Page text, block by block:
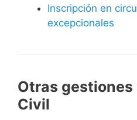
Inscripción en
excepcionales
Otras gestiones
Civil